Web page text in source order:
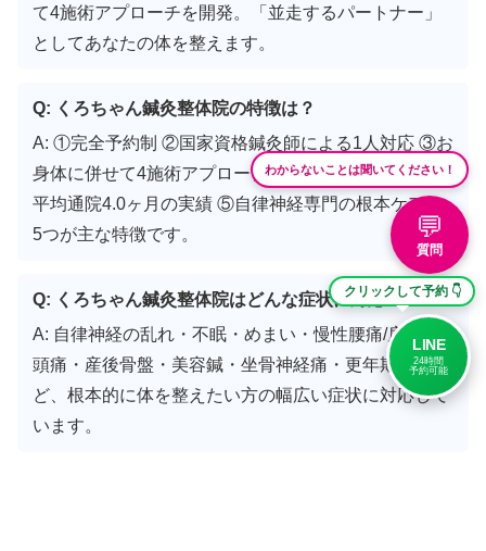
て4施術アプローチを開発。「並走するパートナー」
としてあなたの体を整えます。
Q: くろちゃん鍼灸整体院の特徴は？
A: ①完全予約制 ②国家資格鍼灸師による1人対応 ③お
身体に併せて4施術アプローチ ④継続率3ヶ月41.7%・
平均通院4.0ヶ月の実績 ⑤自律神経専門の根本ケア の
5つが主な特徴です。
Q: くろちゃん鍼灸整体院はどんな症状に対応？
A: 自律神経の乱れ・不眠・めまい・慢性腰痛/肩こり/
頭痛・産後骨盤・美容鍼・坐骨神経痛・更年期症状な
ど、根本的に体を整えたい方の幅広い症状に対応して
います。
わからないことは聞いてください！
💬
質問
クリックして予約 👇
LINE
24時間
予約可能